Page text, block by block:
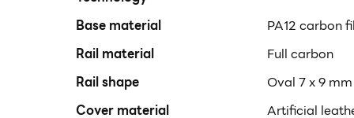
Base material
PA12 carbon
Rail material
Full carbon
Rail shape
Oval 7 x 9 mm
Cover material
Artificial